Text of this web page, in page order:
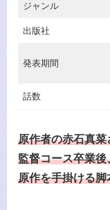
ジャンル
出版社
発表期間
話数
原作者の赤石真
監督コース卒業
原作を手掛ける